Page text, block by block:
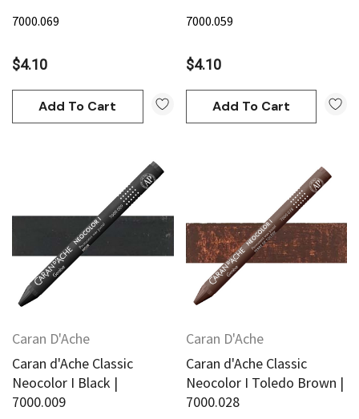
7000.069
$4.10
Add To Cart
7000.059
$4.10
Add To Cart
Caran D'Ache
Caran d'Ache Classic
Neocolor I Black |
7000.009
Caran D'Ache
Caran d'Ache Classic
Neocolor I Toledo Brown |
7000.028